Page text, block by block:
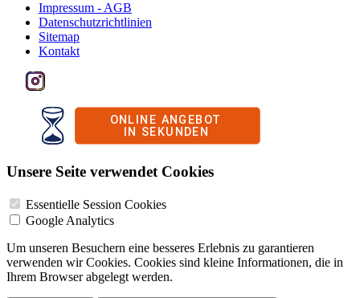
Impressum - AGB
Datenschutzrichtlinien
Sitemap
Kontakt
Unsere Seite verwendet Cookies
Essentielle Session Cookies
Google Analytics
Um unseren Besuchern eine besseres Erlebnis zu garantieren
verwenden wir Cookies. Cookies sind kleine Informationen, die in
Ihrem Browser abgelegt werden.